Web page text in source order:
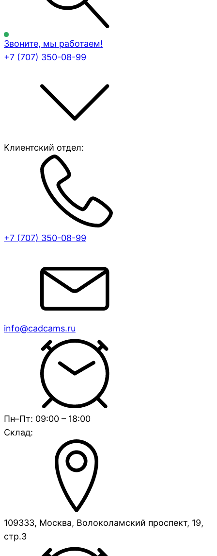
Звоните, мы работаем!
+7 (707) 350-08-99
Клиентский отдел:
+7 (707) 350-08-99
info@cadcams.ru
Пн–Пт: 09:00 – 18:00
Склад:
109333, Москва, Волоколамский проспект, 19,
стр.3